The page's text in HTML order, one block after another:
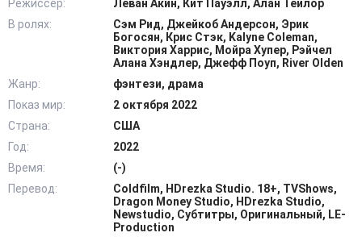
В очередном загуле его находит красавец блондин и
превращает в вампира. После обращения Лестар с
отцом перебирается в фамильное поместье Луи. Он
хладнокровный монстр, который не стесняется отнимать
десятки сотен невинных жизней. Новообращенный
отказывается убивать. Он предпочитает пить кровь
животных и терпеть голод. Неожиданное восстание
чернокожих рабов приводит к массовой резне. Лестар
просит гг устранить старика маркиза д Оверна. После
они вдвоем перебираются в Новый Орлеан. @Filmix.fan
Режиссер:
Леван Акин, Кит Пауэлл, Алан Тейлор
В ролях:
Сэм Рид, Джейкоб Андерсон, Эрик
Богосян, Крис Стэк, Kalyne Coleman,
Виктория Харрис, Мойра Хупер, Рэйчел
Алана Хэндлер, Джефф Поуп, River Olden
Жанр:
фэнтези, драма
Показ мир:
2 октября 2022
Страна:
США
Год:
2022
Время:
(-)
Перевод:
Coldfilm, HDrezka Studio. 18+, TVShows,
Dragon Money Studio, HDrezka Studio,
Newstudio, Субтитры, Оригинальный, LE-
Production